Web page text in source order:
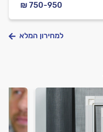
₪ 750-950
למחירון המלא